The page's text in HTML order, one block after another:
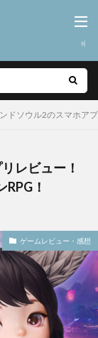
ドソウル2のスマホア
レビュー！
！
ゲームレビュー・感想